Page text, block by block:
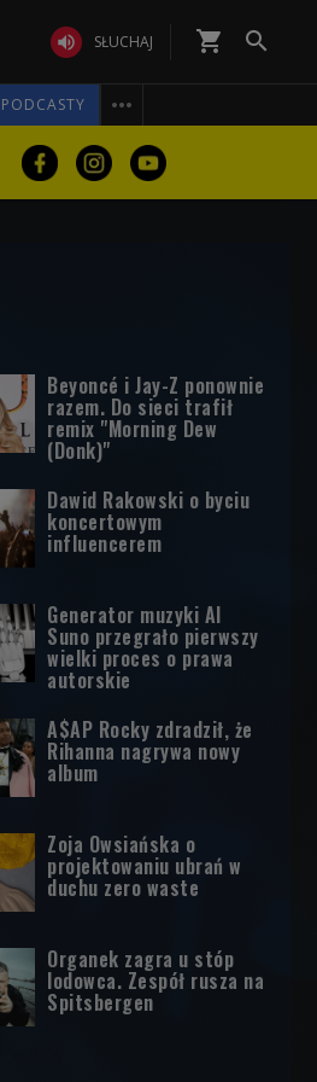
 SŁUCHAJ shopping_cart 
PODCASTY 
Beyoncé i Jay-Z ponownie
razem. Do sieci trafił
remix "Morning Dew
(Donk)"
Dawid Rakowski o byciu
koncertowym
influencerem
Generator muzyki AI
Suno przegrało pierwszy
wielki proces o prawa
autorskie
A$AP Rocky zdradził, że
Rihanna nagrywa nowy
album
Zoja Owsiańska o
projektowaniu ubrań w
duchu zero waste
Organek zagra u stóp
lodowca. Zespół rusza na
Spitsbergen